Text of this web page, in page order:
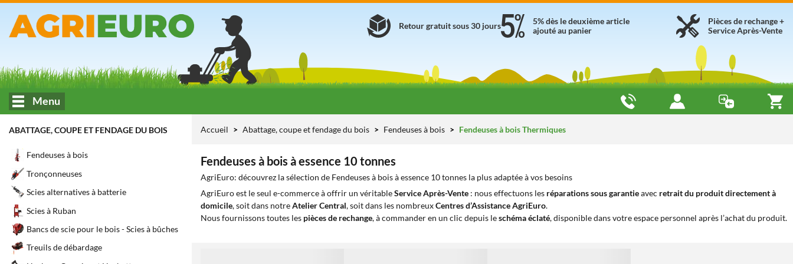
Pièces de rechange +
Service Après-Vente
5% dès le deuxième article
ajouté au panier
Retour gratuit sous 30 jours
Menu
ABATTAGE, COUPE ET FENDAGE DU BOIS
Fendeuses à bois
Tronçonneuses
Scies alternatives à batterie
Scies à Ruban
Bancs de scie pour le bois - Scies à bûches
Treuils de débardage
Accueil Abattage, coupe et fendage du bois Fendeuses à bois Fendeuses à bois Thermiques
Fendeuses à bois à essence 10 tonnes
AgriEuro: découvrez la sélection de Fendeuses à bois à essence 10 tonnes la plus adaptée à vos besoins
AgriEuro est le seul e-commerce à offrir un véritableService Après-Vente : nous effectuons les réparations sous garantieavec retrait du produit directement à
domicile, soit dans notreAtelier Central, soit dans les nombreuxCentres d’Assistance AgriEuro.
Nous fournissons toutes les pièces de rechange, à commander en un clic depuis leschéma éclaté, disponible dans votre espace personnel après l’achat du produit.